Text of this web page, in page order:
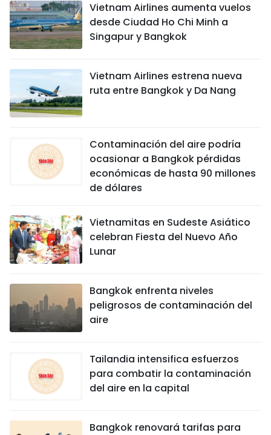
HISTORIAS MULTIMEDIA
FOTOGRAFÍA
¿QUIÉNES SOMOS?
ENGLISH
中文
РУССКИЙ
Vietnam Airlines aumenta vuelos
desde Ciudad Ho Chi Minh a
Singapur y Bangkok
Vietnam Airlines estrena nueva
ruta entre Bangkok y Da Nang
Contaminación del aire podría
ocasionar a Bangkok pérdidas
económicas de hasta 90 millones
de dólares
Vietnamitas en Sudeste Asiático
celebran Fiesta del Nuevo Año
Lunar
Bangkok enfrenta niveles
peligrosos de contaminación del
aire
Tailandia intensifica esfuerzos
para combatir la contaminación
del aire en la capital
Bangkok renovará tarifas para